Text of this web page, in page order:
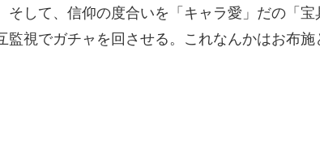
して、信仰の度合いを「キャラ愛」だの「宝
視でガチャを回させる。これなんかはお布施